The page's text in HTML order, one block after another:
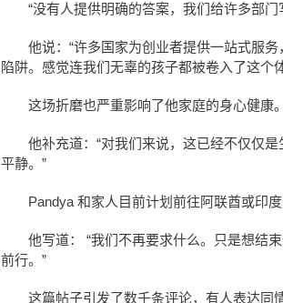
“没有人提供明确的答案， 我们给许多部门
他说：“许多国家为创业者提供一站式服
陷阱。感觉连我们无辜的孩子都被卷入了这个
这场折磨也严重影响了他家庭的身心健康。
他补充道：“对我们来说，这已经不仅仅
平静。”
Pandya 和家人目前计划前往阿联酋或印度
他写道： “我们不再要求什么。只是想结
前行。”
这篇帖子引发了数千条评论，有人表达同